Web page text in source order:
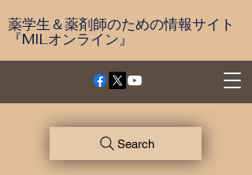
薬学生＆薬剤師のための情報サイト
『MILオンライン』
Search